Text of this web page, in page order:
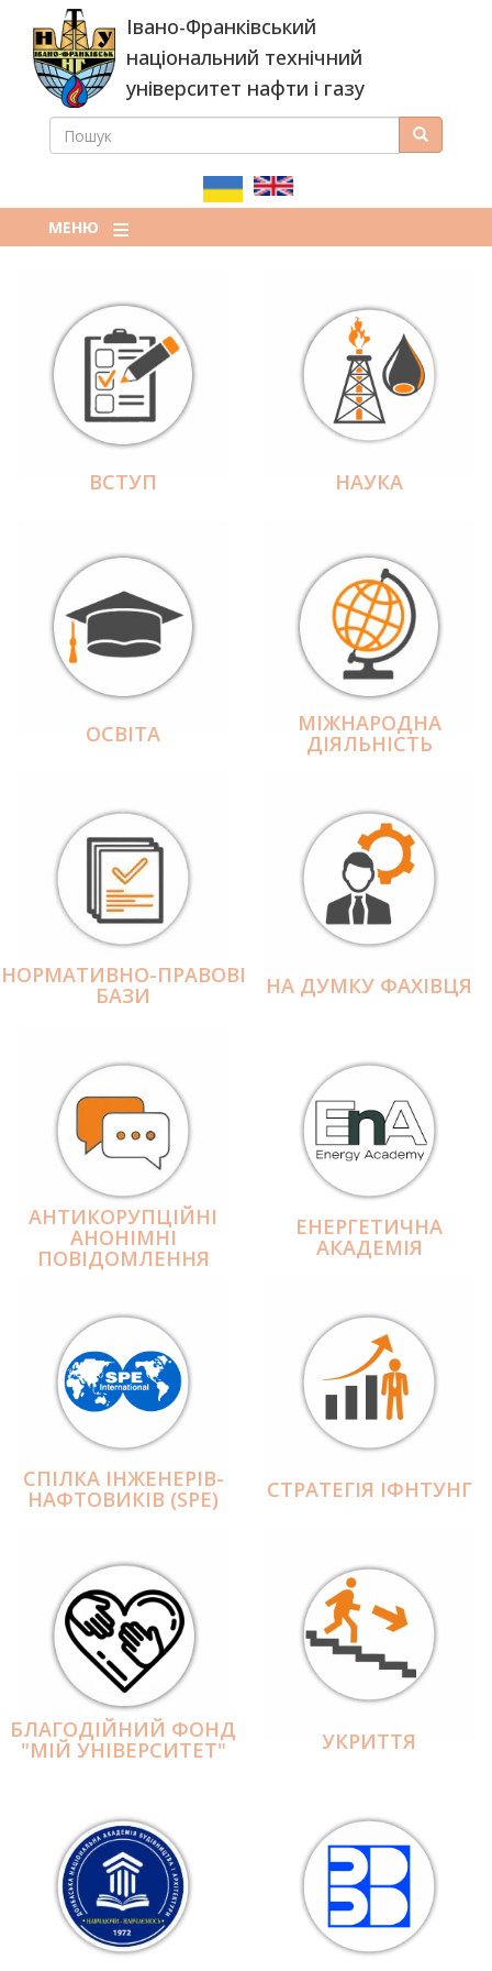
основного
вмісту
Івано-Франківський
національний технічний
університет нафти і газу
ПОШУКОВА
ПОШУК Пошук
МЕНЮ
ВСТУП НАУКА
ОСВІТА МІЖНАРОДНА
ДІЯЛЬНІCТЬ
НОРМАТИВНО-ПРАВОВІ
БАЗИ НА ДУМКУ ФАХІВЦЯ
АНТИКОРУПЦІЙНІ
АНОНІМНІ
ПОВІДОМЛЕННЯ
ЕНЕРГЕТИЧНА
АКАДЕМІЯ
СПІЛКА ІНЖЕНЕРІВ-
НАФТОВИКІВ (SPE) СТРАТЕГІЯ ІФНТУНГ
БЛАГОДІЙНИЙ ФОНД
"МІЙ УНІВЕРСИТЕТ" УКРИТТЯ